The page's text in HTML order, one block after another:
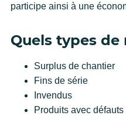
participe ainsi à une
Quels types de
Surplus de chantier
Fins de série
Invendus
Produits avec